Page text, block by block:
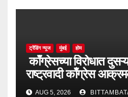
ट्रेंडिंग न्यूज मुंबई होम
काँग्रेसच्या विरोधात
राष्ट्रवादी काँग्रेस
AUG 5, 2026